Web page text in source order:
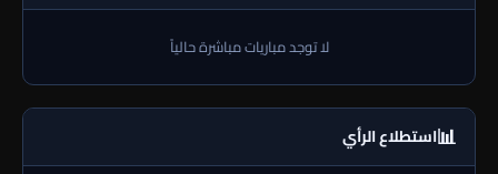
لا توجد مباريات مباشرة حالياً
📊استطلاع الرأي